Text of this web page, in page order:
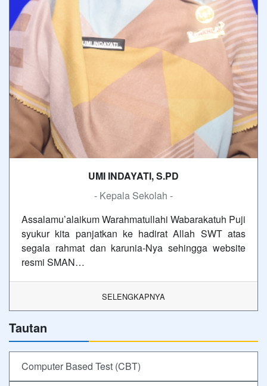
UMI INDAYATI, S.PD
- Kepala Sekolah -
Assalamu’alaikum Warahmatullahi Wabarakatuh Puji
syukur kita panjatkan ke hadirat Allah SWT atas
segala rahmat dan karunia-Nya sehingga website
resmi SMAN…
SELENGKAPNYA
Tautan
Computer Based Test (CBT)